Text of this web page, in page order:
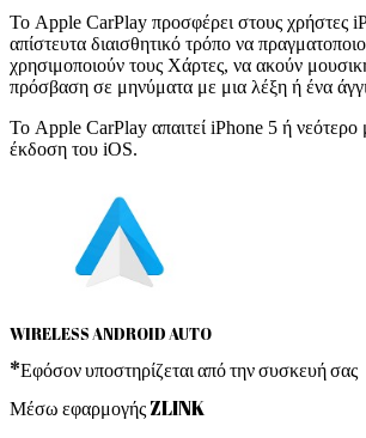
Το Apple CarPlay προσφέρει στους χρήστες
απίστευτα διαισθητικό τρόπο να
χρησιμοποιούν τους Χάρτες, να ακούν
πρόσβαση σε μηνύματα με μια λέξη ή ένα
Το Apple CarPlay απαιτεί iPhone 5 ή νεότερο
έκδοση του iOS.
WIRELESS ANDROID AUTO
*Εφόσον υποστηρίζεται από την συσκευή σας
Μέσω εφαρμογής ZLINK